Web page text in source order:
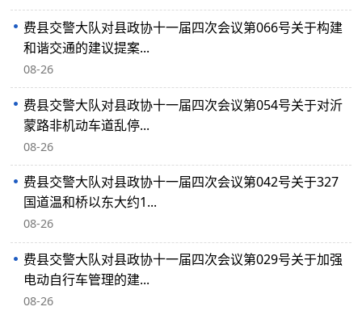
费县交警大队对县政协十一届四次会议第066号关于构建
和谐交通的建议提案...
08-26
费县交警大队对县政协十一届四次会议第054号关于对沂
蒙路非机动车道乱停...
08-26
费县交警大队对县政协十一届四次会议第042号关于327
国道温和桥以东大约1...
08-26
费县交警大队对县政协十一届四次会议第029号关于加强
电动自行车管理的建...
08-26